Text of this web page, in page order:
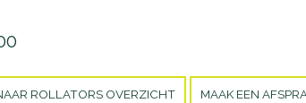
ROLLATORS OVERZICHT MAAK EEN